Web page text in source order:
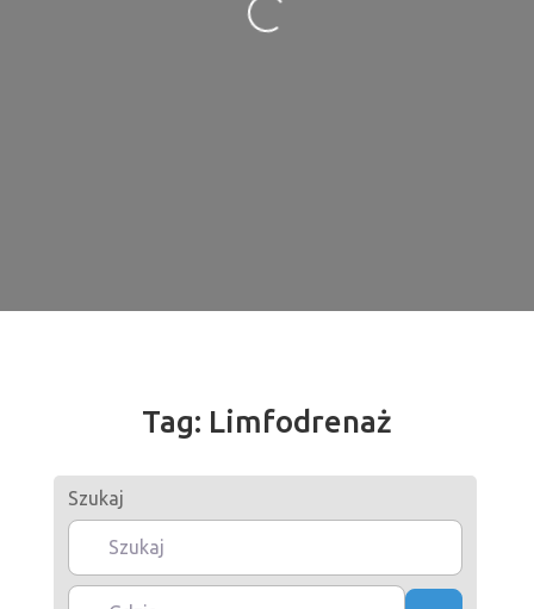
Loading...
Tag: Limfodrenaż
Szukaj
Gdzie